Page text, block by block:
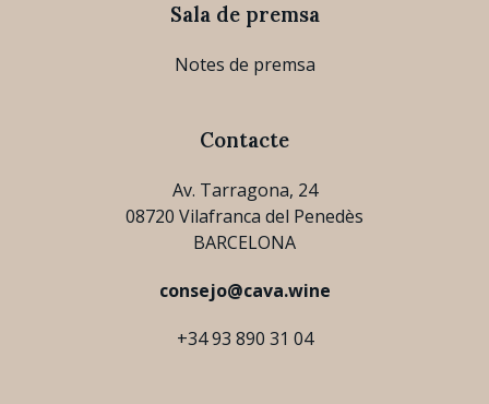
Sala de premsa
Notes de premsa
Contacte
Av. Tarragona, 24
08720 Vilafranca del Penedès
BARCELONA
consejo@cava.wine
+34 93 890 31 04